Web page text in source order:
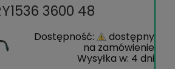
3600 48
Dostępność: dostępny
na zamówienie
Wysyłka w: 4 dni